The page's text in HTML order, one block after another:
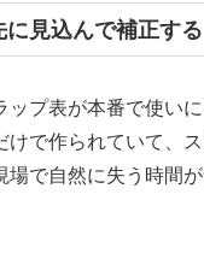
に見込んで補正する
ップ表が本番で使い
けで作られていて、
場で自然に失う時間